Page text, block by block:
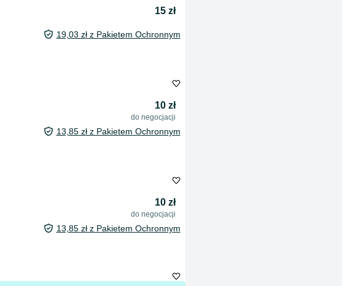
15 zł
19,03 zł z Pakietem Ochronnym
10 zł
do negocjacji
13,85 zł z Pakietem Ochronnym
10 zł
do negocjacji
13,85 zł z Pakietem Ochronnym